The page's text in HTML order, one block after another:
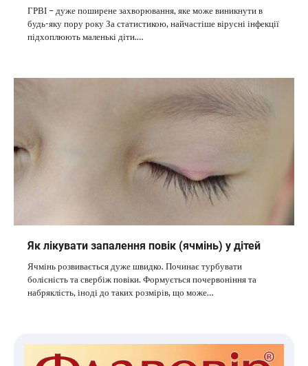
ГРВІ – дуже поширене захворювання, яке може виникнути в
будь-яку пору року За статистикою, найчастіше вірусні інфекції
підхоплюють маленькі діти.…
Як лікувати запалення повік (ячмінь) у дітей
Ячмінь розвивається дуже швидко. Починає турбувати
болісність та свербіж повіки. Формується почервоніння та
набряклість, іноді до таких розмірів, що може…